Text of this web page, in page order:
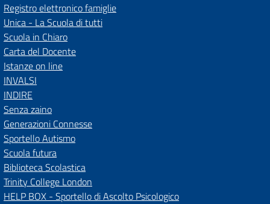
Registro elettronico famiglie
Unica - La Scuola di tutti
Scuola in Chiaro
Carta del Docente
Istanze on line
INVALSI
INDIRE
Senza zaino
Generazioni Connesse
Sportello Autismo
Scuola futura
Biblioteca Scolastica
Trinity College London
HELP BOX - Sportello di Ascolto Psicologico